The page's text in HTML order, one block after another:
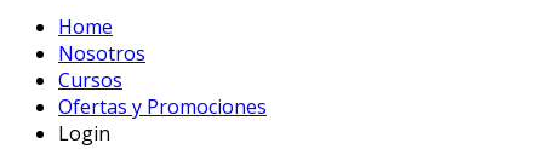
Home
Nosotros
Cursos
Ofertas y Promociones
Login